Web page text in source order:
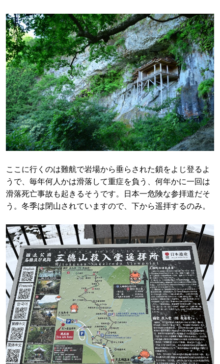
ここに行くのは難航で岩場から垂らされた鎖をよじ登るよ
うで、毎年何人かは滑落して重症を負う、何年かに一回は
滑落死亡事故も起きるそうです。日本一危険な参拝道だそ
う。冬季は閉山されていますので、下から遥拝するのみ。